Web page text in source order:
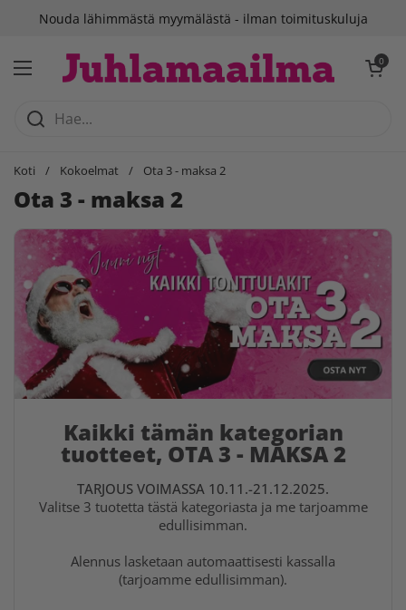
Siirry sisältöön
Nouda lähimmästä myymälästä - ilman toimituskuluja
Avaa valikko
Avaa 0
Koti / Kokoelmat / Ota 3 - maksa 2
Ota 3 - maksa 2
Kaikki tämän kategorian
tuotteet, OTA 3 - MAKSA 2
TARJOUS VOIMASSA 10.11.-21.12.2025.
Valitse 3 tuotetta tästä kategoriasta ja me tarjoamme
edullisimman.
Alennus lasketaan automaattisesti kassalla
(tarjoamme edullisimman).